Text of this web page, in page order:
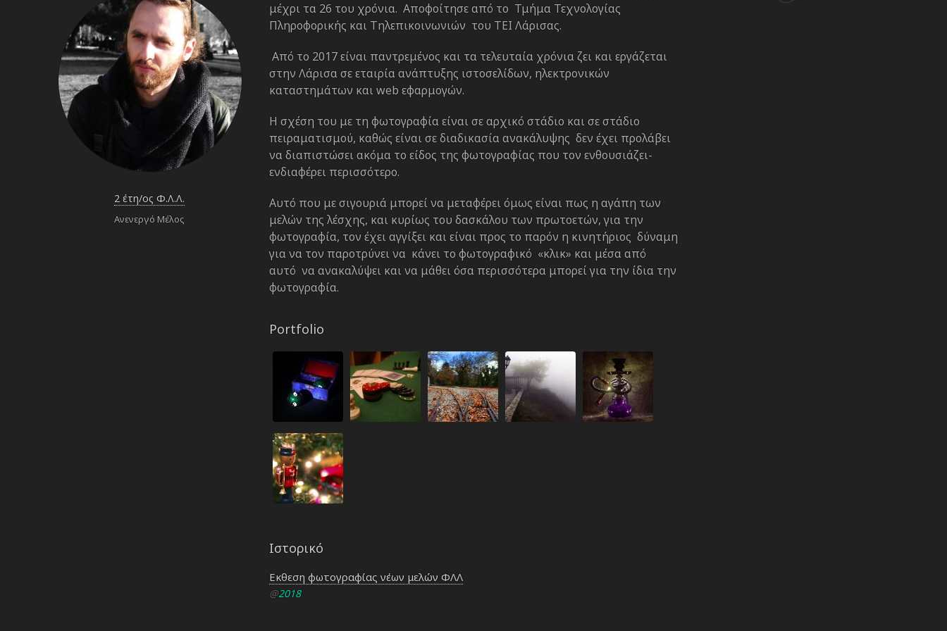
2 έτη/ος Φ.Λ.Λ.
Ανενεργό Μέλος
μέχρι τα 26 του χρόνια. Αποφοίτησε από το Τμήμα Τεχνολογίας
Πληροφορικής και Τηλεπικοινωνιών του ΤΕΙ Λάρισας.
Από το 2017 είναι παντρεμένος και τα τελευταία χρόνια ζει και εργάζεται
στην Λάρισα σε εταιρία ανάπτυξης ιστοσελίδων, ηλεκτρονικών
καταστημάτων και web εφαρμογών.
Η σχέση του με τη φωτογραφία είναι σε αρχικό στάδιο και σε στάδιο
πειραματισμού, καθώς είναι σε διαδικασία ανακάλυψης δεν έχει προλάβει
να διαπιστώσει ακόμα το είδος της φωτογραφίας που τον ενθουσιάζει-
ενδιαφέρει περισσότερο.
Αυτό που με σιγουριά μπορεί να μεταφέρει όμως είναι πως η αγάπη των
μελών της λέσχης, και κυρίως του δασκάλου των πρωτοετών, για την
φωτογραφία, τον έχει αγγίξει και είναι προς το παρόν η κινητήριος δύναμη
για να τον παροτρύνει να κάνει το φωτογραφικό «κλικ» και μέσα από
αυτό να ανακαλύψει και να μάθει όσα περισσότερα μπορεί για την ίδια την
φωτογραφία.
Portfolio
Ιστορικό
Εκθεση φωτογραφίας νέων μελών ΦΛΛ
@2018